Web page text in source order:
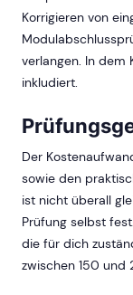
Korrigieren von
verlangen. In dem
inkludiert.
Der
sowie den
ist nicht überall
Prüfung selbst
die für dich
zwischen 150 und